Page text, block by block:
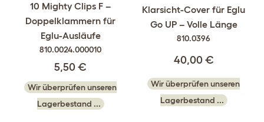
10 Mighty Clips F –
Doppelklammern für
Eglu-Ausläufe
810.0024.000010
5,50 €
Wir überprüfen unseren
Lagerbestand ...
Klarsicht-Cover für Eglu
Go UP – Volle Länge
810.0396
40,00 €
Wir überprüfen unseren
Lagerbestand ...